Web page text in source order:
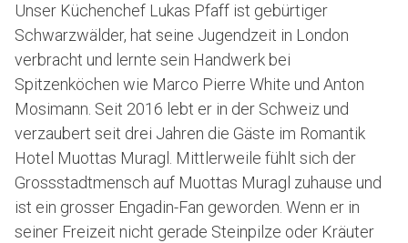
Unser Küchenchef Lukas Pfaff ist gebürtiger
Schwarzwälder, hat seine Jugendzeit in London
verbracht und lernte sein Handwerk bei
Spitzenköchen wie Marco Pierre White und Anton
Mosimann. Seit 2016 lebt er in der Schweiz und
verzaubert seit drei Jahren die Gäste im Romantik
Hotel Muottas Muragl. Mittlerweile fühlt sich der
Grossstadtmensch auf Muottas Muragl zuhause und
ist ein grosser Engadin-Fan geworden. Wenn er in
seiner Freizeit nicht gerade Steinpilze oder Kräuter